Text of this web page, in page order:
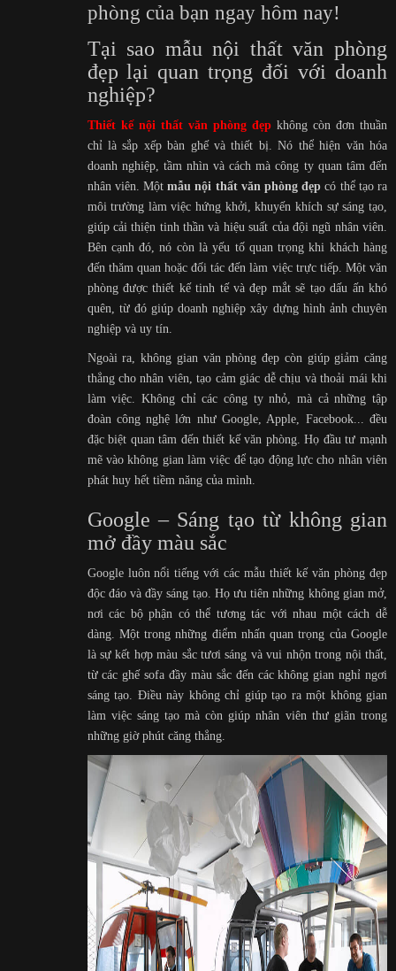
phòng của bạn ngay hôm nay!
Tại sao mẫu nội thất văn phòng
đẹp lại quan trọng đối với doanh
nghiệp?
Thiết kế nội thất văn phòng đẹpkhông còn đơn thuần
chỉ là sắp xếp bàn ghế và thiết bị. Nó thể hiện văn hóa
doanh nghiệp, tầm nhìn và cách mà công ty quan tâm đến
nhân viên. Mộtmẫu nội thất văn phòng đẹp có thể tạo ra
môi trường làm việc hứng khởi, khuyến khích sự sáng tạo,
giúp cải thiện tinh thần và hiệu suất của đội ngũ nhân viên.
Bên cạnh đó, nó còn là yếu tố quan trọng khi khách hàng
đến thăm quan hoặc đối tác đến làm việc trực tiếp. Một văn
phòng được thiết kế tinh tế và đẹp mắt sẽ tạo dấu ấn khó
quên, từ đó giúp doanh nghiệp xây dựng hình ảnh chuyên
nghiệp và uy tín.
Ngoài ra, không gian văn phòng đẹp còn giúp giảm căng
thẳng cho nhân viên, tạo cảm giác dễ chịu và thoải mái khi
làm việc. Không chỉ các công ty nhỏ, mà cả những tập
đoàn công nghệ lớn như Google, Apple, Facebook... đều
đặc biệt quan tâm đến thiết kế văn phòng. Họ đầu tư mạnh
mẽ vào không gian làm việc để tạo động lực cho nhân viên
phát huy hết tiềm năng của mình.
Google – Sáng tạo từ không gian
mở đầy màu sắc
Google luôn nổi tiếng với các mẫu thiết kế văn phòng đẹp
độc đáo và đầy sáng tạo. Họ ưu tiên những không gian mở,
nơi các bộ phận có thể tương tác với nhau một cách dễ
dàng. Một trong những điểm nhấn quan trọng của Google
là sự kết hợp màu sắc tươi sáng và vui nhộn trong nội thất,
từ các ghế sofa đầy màu sắc đến các không gian nghỉ ngơi
sáng tạo. Điều này không chỉ giúp tạo ra một không gian
làm việc sáng tạo mà còn giúp nhân viên thư giãn trong
những giờ phút căng thẳng.